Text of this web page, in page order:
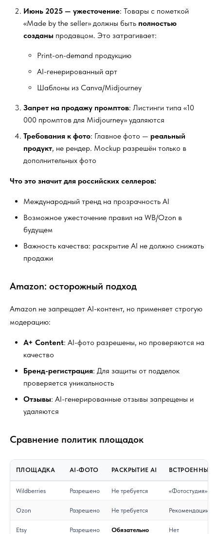
Июнь 2025 — ужесточение: Товары с пометкой
«Made by the seller» должны быть полностью
созданы продавцом. Это затрагивает:
Print-on-demand продукцию
AI-генерированный арт
Шаблоны из Canva/Midjourney
Запрет на продажу промптов: Листинги типа «10
000 промптов для Midjourney» удаляются
Требования к фото: Главное фото — реальный
продукт, не рендер. Mockup разрешён только в
дополнительных фото
Что это значит для российских селлеров:
Международный тренд на прозрачность AI
Возможное ужесточение правил на WB/Ozon в
будущем
Важность качества: раскрытие AI не должно снижать
продажи
Amazon: осторожный подход
Amazon не запрещает AI-контент, но применяет строгую
модерацию:
A+ Content: AI-фото разрешены, но проверяются на
качество
Бренд-регистрация: Для защиты от подделок
проверяется уникальность
Отзывы: AI-генерированные отзывы запрещены и
удаляются
Сравнение политик площадок
ПЛОЩАДКА AI-ФОТО РАСКРЫТИЕ AI ВСТРОЕННЫЕ
Wildberries Разрешено Не требуется «Фотостудия»
Ozon Разрешено Не требуется Рекомендации
Etsy Разрешено Обязательно Нет